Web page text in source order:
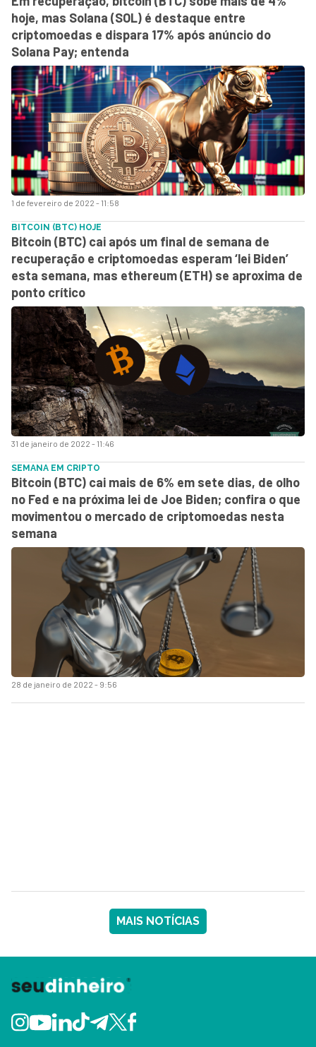
1 de fevereiro de 2022 - 11:58
hoje, mas Solana (SOL) é destaque entre
criptomoedas e dispara 17% após anúncio do
Solana Pay; entenda
31 de janeiro de 2022 - 11:46
BITCOIN (BTC) HOJE
Bitcoin (BTC) cai após um final de semana de
recuperação e criptomoedas esperam ‘lei Biden’
esta semana, mas ethereum (ETH) se aproxima de
ponto crítico
28 de janeiro de 2022 - 9:56
SEMANA EM CRIPTO
Bitcoin (BTC) cai mais de 6% em sete dias, de olho
no Fed e na próxima lei de Joe Biden; confira o que
movimentou o mercado de criptomoedas nesta
semana
MAIS NOTÍCIAS